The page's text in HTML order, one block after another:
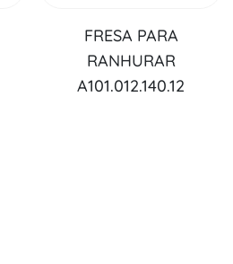
FRESA PARA
RANHURAR
A101.012.140.12